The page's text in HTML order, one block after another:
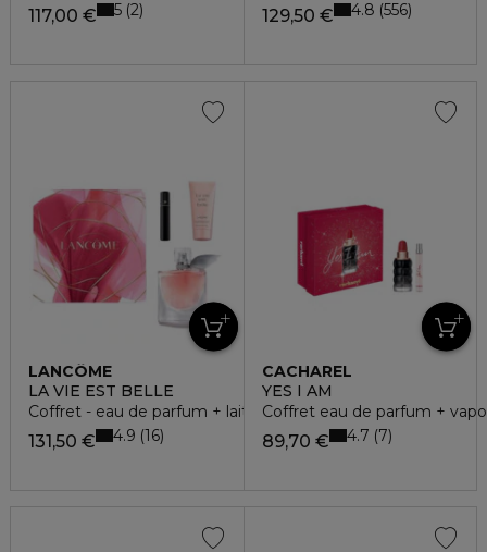
117,00 € 5 2 129,50 € 4.8 556
LANCÔME
LA VIE EST BELLE
Coffret - eau de parfum + lait pour le corps + mascara
131,50 € 4.9 16
CACHAREL
YES I AM
Coffret eau de parfum +
89,70 € 4.7 7